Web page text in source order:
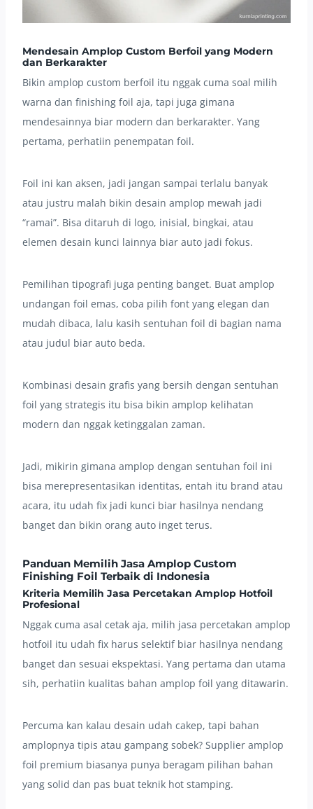
Mendesain Amplop Custom Berfoil yang Modern
dan Berkarakter
Bikin amplop custom berfoil itu nggak cuma soal milih
warna dan finishing foil aja, tapi juga gimana
mendesainnya biar modern dan berkarakter. Yang
pertama, perhatiin penempatan foil.
Foil ini kan aksen, jadi jangan sampai terlalu banyak
atau justru malah bikin desain amplop mewah jadi
“ramai”. Bisa ditaruh di logo, inisial, bingkai, atau
elemen desain kunci lainnya biar auto jadi fokus.
Pemilihan tipografi juga penting banget. Buat amplop
undangan foil emas, coba pilih font yang elegan dan
mudah dibaca, lalu kasih sentuhan foil di bagian nama
atau judul biar auto beda.
Kombinasi desain grafis yang bersih dengan sentuhan
foil yang strategis itu bisa bikin amplop kelihatan
modern dan nggak ketinggalan zaman.
Jadi, mikirin gimana amplop dengan sentuhan foil ini
bisa merepresentasikan identitas, entah itu brand atau
acara, itu udah fix jadi kunci biar hasilnya nendang
banget dan bikin orang auto inget terus.
Panduan Memilih Jasa Amplop Custom
Finishing Foil Terbaik di Indonesia
Kriteria Memilih Jasa Percetakan Amplop Hotfoil
Profesional
Nggak cuma asal cetak aja, milih jasa percetakan amplop
hotfoil itu udah fix harus selektif biar hasilnya nendang
banget dan sesuai ekspektasi. Yang pertama dan utama
sih, perhatiin kualitas bahan amplop foil yang ditawarin.
Percuma kan kalau desain udah cakep, tapi bahan
amplopnya tipis atau gampang sobek? Supplier amplop
foil premium biasanya punya beragam pilihan bahan
yang solid dan pas buat teknik hot stamping.